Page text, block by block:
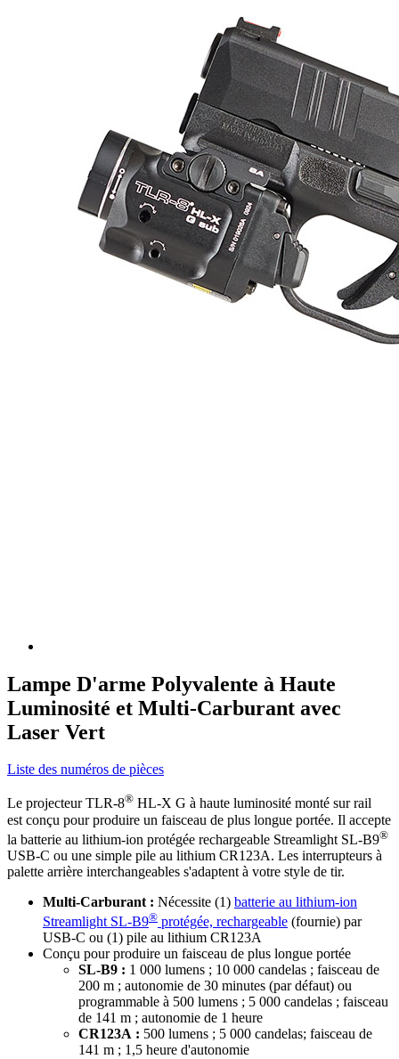
Lampe D'arme Polyvalente à Haute
Luminosité et Multi-Carburant avec
Laser Vert
Liste des numéros de pièces
Le projecteur TLR-8® HL-X G à haute luminosité monté sur rail
est conçu pour produire un faisceau de plus longue portée. Il accepte
la batterie au lithium-ion protégée rechargeable Streamlight SL-B9®
USB-C ou une simple pile au lithium CR123A. Les interrupteurs à
palette arrière interchangeables s'adaptent à votre style de tir.
Multi-Carburant : Nécessite (1) batterie au lithium-ion
Streamlight SL-B9® protégée, rechargeable (fournie) par
USB-C ou (1) pile au lithium CR123A
Conçu pour produire un faisceau de plus longue portée
SL-B9 : 1 000 lumens ; 10 000 candelas ; faisceau de
200 m ; autonomie de 30 minutes (par défaut) ou
programmable à 500 lumens ; 5 000 candelas ; faisceau
de 141 m ; autonomie de 1 heure
CR123A : 500 lumens ; 5 000 candelas; faisceau de
141 m ; 1,5 heure d'autonomie